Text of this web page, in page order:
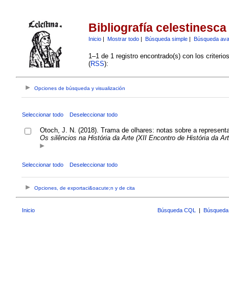
Bibliografía celestinesca
Inicio| Mostrar todo| Búsqueda simple| Búsqueda
1–1 de 1 registro encontrado(s) con los
(RSS):
Opciones de búsqueda y visualización
Seleccionar todo Deseleccionar todo
Otoch, J. N. (2018). Trama de olhares: notas sobre a
Os silêncios na História da Arte (XII Encontro de História da
Seleccionar todo Deseleccionar todo
Opciones, de exportaci&oacute;n y de cita
Inicio Búsqueda CQL |